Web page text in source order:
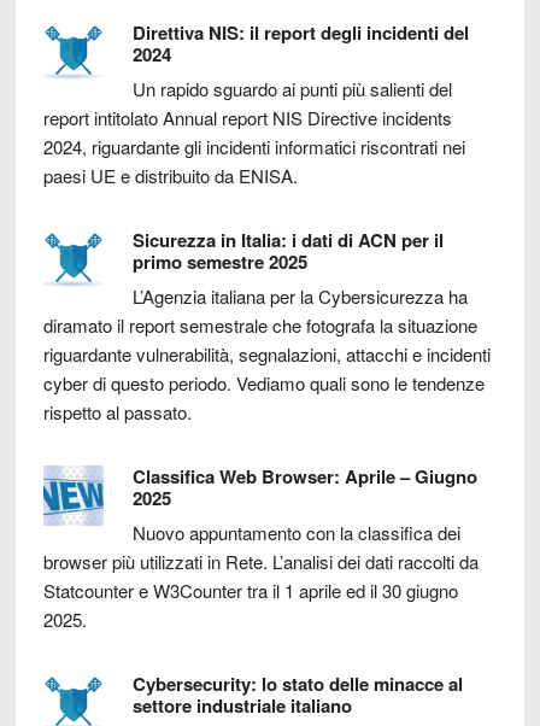
Direttiva NIS: il report degli incidenti del
2024
Un rapido sguardo ai punti più salienti del
report intitolato Annual report NIS Directive incidents
2024, riguardante gli incidenti informatici riscontrati nei
paesi UE e distribuito da ENISA.
Sicurezza in Italia: i dati di ACN per il
primo semestre 2025
L’Agenzia italiana per la Cybersicurezza ha
diramato il report semestrale che fotografa la situazione
riguardante vulnerabilità, segnalazioni, attacchi e incidenti
cyber di questo periodo. Vediamo quali sono le tendenze
rispetto al passato.
Classifica Web Browser: Aprile – Giugno
2025
Nuovo appuntamento con la classifica dei
browser più utilizzati in Rete. L’analisi dei dati raccolti da
Statcounter e W3Counter tra il 1 aprile ed il 30 giugno
2025.
Cybersecurity: lo stato delle minacce al
settore industriale italiano